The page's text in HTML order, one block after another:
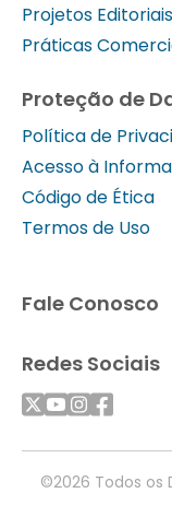
Projetos Editoriais
Práticas
Proteção de
Política de
Acesso à
Código de Ética
Termos de Uso
Fale Conosco
Redes Sociais
©2026 Todos os